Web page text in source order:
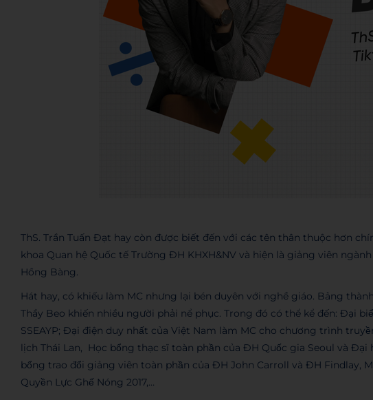
ThS. Trần Tuấn Đạt hay còn được biết đến với các tên thân thuộc hơn
khoa Quan hệ Quốc tế Trường ĐH KHXH&NV và hiện là giảng viên
Hồng Bàng.
Hát hay, có khiếu làm MC nhưng lại bén duyên với nghề giáo. Bảng
Thầy Beo khiến nhiều người phải nể phục. Trong đó có thể kể đến: Đại
SSEAYP; Đại điện duy nhất của Việt Nam làm MC cho chương trình
lịch Thái Lan, Học bổng thạc sĩ toàn phần của ĐH Quốc gia Seoul và Đại
bổng trao đổi giảng viên toàn phần của ĐH John Carroll và ĐH Findlay,
Quyền Lực Ghế Nóng 2017,…